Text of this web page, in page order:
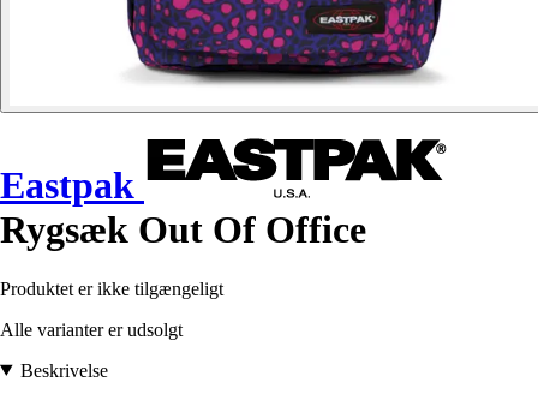
Eastpak
Rygsæk Out Of Office
Produktet er ikke tilgængeligt
Alle varianter er udsolgt
Beskrivelse